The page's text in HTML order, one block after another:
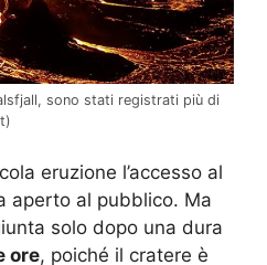
sono stati registrati più di
eruzione l’accesso al
aperto al pubblico. Ma
solo dopo una dura
ore, poiché il cratere è